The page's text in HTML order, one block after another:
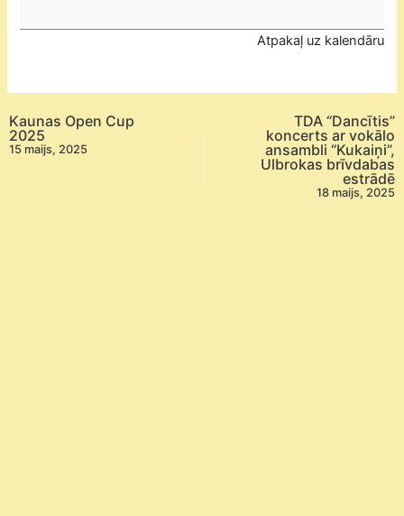
motokrosā
Atpakaļ uz kalendāru
Kaunas Open Cup
2025
15 maijs, 2025
TDA “Dancītis”
koncerts ar vokālo
ansambli “Kukaiņi”,
Ulbrokas brīvdabas
estrādē
18 maijs, 2025